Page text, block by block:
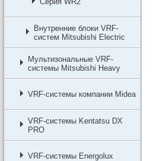
Внутренние блоки VRF-
систем Мitsubishi Еlectric
Мультизональные VRF-
системы Mitsubishi Heavy
VRF-системы компании Midea
VRF-системы Kentatsu DX
PRO
VRF-системы Energolux